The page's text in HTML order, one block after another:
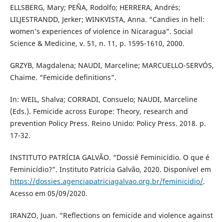
ELLSBERG, Mary; PEÑA, Rodolfo; HERRERA, Andrés;
LILJESTRANDD, Jerker; WINKVISTA, Anna. “Candies in hell:
women’s experiences of violence in Nicaragua”. Social
Science & Medicine, v. 51, n. 11, p. 1595-1610, 2000.
GRZYB, Magdalena; NAUDI, Marceline; MARCUELLO-SERVÓS,
Chaime. “Femicide definitions”.
In: WEIL, Shalva; CORRADI, Consuelo; NAUDI, Marceline
(Eds.). Femicide across Europe: Theory, research and
prevention Policy Press. Reino Unido: Policy Press. 2018. p.
17-32.
INSTITUTO PATRÍCIA GALVÃO. “Dossiê Feminicídio. O que é
Feminicídio?”. Instituto Patrícia Galvão, 2020. Disponível em
https://dossies.agenciapatriciagalvao.org.br/feminicidio/.
Acesso em 05/09/2020.
IRANZO, Juan. “Reflections on femicide and violence against